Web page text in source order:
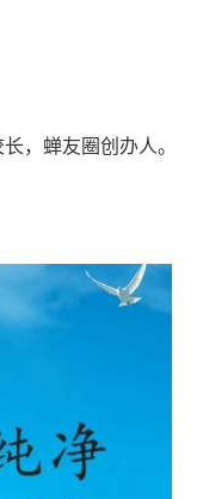
，蝉友圈创办人。